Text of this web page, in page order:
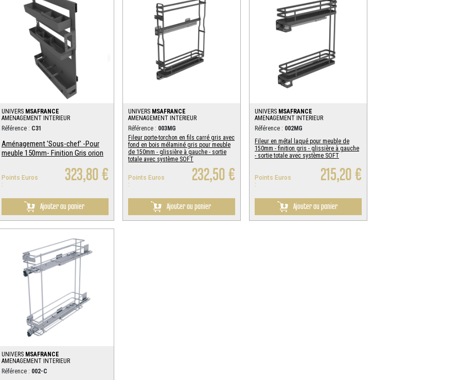
UNIVERS MSAFRANCE
AMENAGEMENT INTERIEUR
Référence : C31
Aménagement 'Sous-chef' -Pour
meuble 150mm- Finition Gris orion
Points Euros
:
323,80 €
Ajouter au panier
UNIVERS MSAFRANCE
AMENAGEMENT INTERIEUR
Référence : 003MG
Fileur porte-torchon en fils carré gris avec
fond en bois mélaminé gris pour meuble
de 150mm - glissière à gauche - sortie
totale avec système SOFT
Points Euros
:
232,50 €
Ajouter au panier
UNIVERS MSAFRANCE
AMENAGEMENT INTERIEUR
Référence : 002MG
Fileur en métal laqué pour meuble de
150mm - finition gris - glissière à gauche
- sortie totale avec système SOFT
Points Euros
:
215,20 €
Ajouter au panier
UNIVERS MSAFRANCE
AMENAGEMENT INTERIEUR
Référence : 002-C